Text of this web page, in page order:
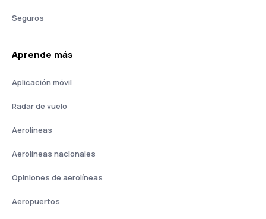
Seguros
Aprende más
Aplicación móvil
Radar de vuelo
Aerolíneas
Aerolíneas nacionales
Opiniones de aerolíneas
Aeropuertos